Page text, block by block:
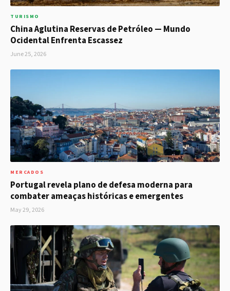
TURISMO
China Aglutina Reservas de Petróleo — Mundo
Ocidental Enfrenta Escassez
June 25, 2026
MERCADOS
Portugal revela plano de defesa moderna para
combater ameaças históricas e emergentes
May 29, 2026